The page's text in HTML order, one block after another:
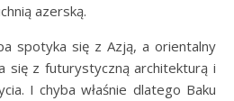
azerską.
spotyka się z Azją, a orientalny
się z futurystyczną architekturą i
I chyba właśnie dlatego Baku